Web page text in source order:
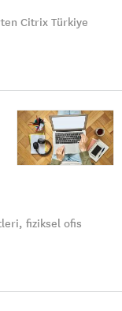
Citrix Türkiye
fiziksel ofis